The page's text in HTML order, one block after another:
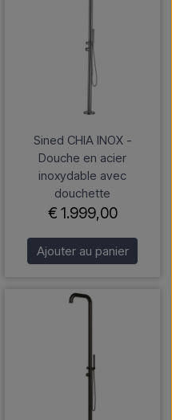
Sined CHIA INOX -
Douche en acier
inoxydable avec
douchette
€ 1.999,00
Ajouter au panier